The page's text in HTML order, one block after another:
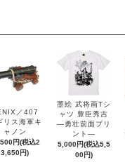
／407
リス海軍キ
ャノン
円(税込2
3,650円)
墨絵 武将画Tシ
ャツ 豊臣秀吉
―勇壮前面プリ
ント―
5,000円(税込5,5
00円)